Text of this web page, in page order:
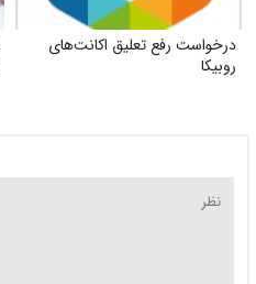
درخواست رفع تعلیق اکانت‌های
روبیکا